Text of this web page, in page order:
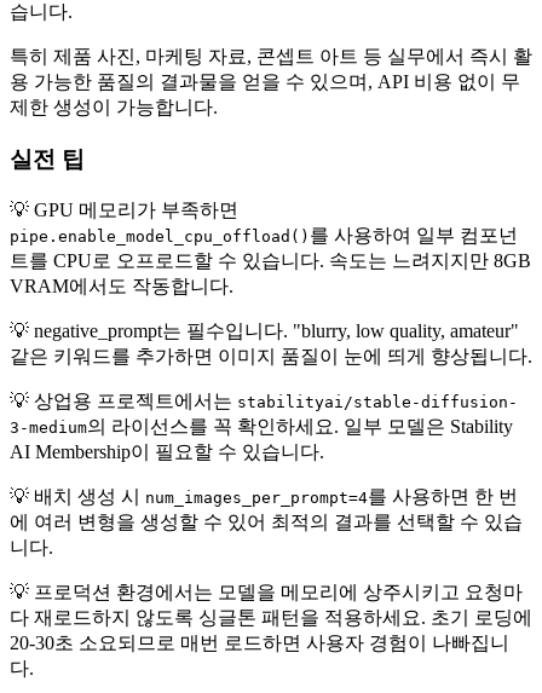
습니다.
특히 제품 사진, 마케팅 자료, 콘셉트 아트 등 실무에서 즉시 활
용 가능한 품질의 결과물을 얻을 수 있으며, API 비용 없이 무
제한 생성이 가능합니다.
실전 팁
💡 GPU 메모리가 부족하면
pipe.enable_model_cpu_offload() 를 사용하여 일부 컴포넌
트를 CPU로 오프로드할 수 있습니다. 속도는 느려지지만 8GB
VRAM에서도 작동합니다.
💡 negative_prompt는 필수입니다. "blurry, low quality, amateur"
같은 키워드를 추가하면 이미지 품질이 눈에 띄게 향상됩니다.
💡 상업용 프로젝트에서는 stabilityai/stable-diffusion-
3-medium의 라이선스를 꼭 확인하세요. 일부 모델은 Stability
AI Membership이 필요할 수 있습니다.
💡 배치 생성 시 num_images_per_prompt=4를 사용하면 한 번
에 여러 변형을 생성할 수 있어 최적의 결과를 선택할 수 있습
니다.
💡 프로덕션 환경에서는 모델을 메모리에 상주시키고 요청마
다 재로드하지 않도록 싱글톤 패턴을 적용하세요. 초기 로딩에
20-30초 소요되므로 매번 로드하면 사용자 경험이 나빠집니
다.